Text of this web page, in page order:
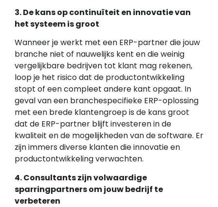
3. De kans op continuïteit en innovatie van
het systeem is groot
Wanneer je werkt met een ERP-partner die jouw
branche niet of nauwelijks kent en die weinig
vergelijkbare bedrijven tot klant mag rekenen,
loop je het risico dat de productontwikkeling
stopt of een compleet andere kant opgaat. In
geval van een branchespecifieke ERP-oplossing
met een brede klantengroep is de kans groot
dat de ERP-partner blijft investeren in de
kwaliteit en de mogelijkheden van de software. Er
zijn immers diverse klanten die innovatie en
productontwikkeling verwachten.
4. Consultants zijn volwaardige
sparringpartners om jouw bedrijf te
verbeteren